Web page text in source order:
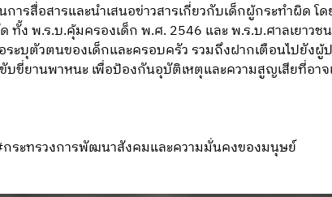
ารสื่อสารและนำเสนอข่าวสารเกี่ยวกับเด็กผู้กระทำผิด โ
ทั้ง พ.ร.บ.คุ้มครองเด็ก พ.ศ. 2546 และ พ.ร.บ.ศาลเยาว
ระบุตัวตนของเด็กและครอบครัว รวมถึงฝากเตือนไปยัง
บขี่ยานพาหนะ เพื่อป้องกันอุบัติเหตุและความสูญเสียที่อา
กระทรวงการพัฒนาสังคมและความมั่นคงของมนุษย์